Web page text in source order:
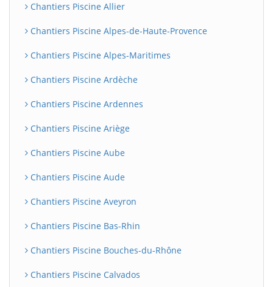
Chantiers Piscine Allier
Chantiers Piscine Alpes-de-Haute-Provence
Chantiers Piscine Alpes-Maritimes
Chantiers Piscine Ardèche
Chantiers Piscine Ardennes
Chantiers Piscine Ariège
Chantiers Piscine Aube
Chantiers Piscine Aude
Chantiers Piscine Aveyron
Chantiers Piscine Bas-Rhin
Chantiers Piscine Bouches-du-Rhône
Chantiers Piscine Calvados